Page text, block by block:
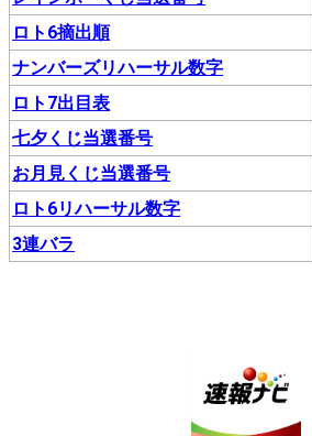
ロト6摘出順
ナンバーズリハーサル数字
ロト7出目表
七夕くじ当選番号
お月見くじ当選番号
ロト6リハーサル数字
3連バラ